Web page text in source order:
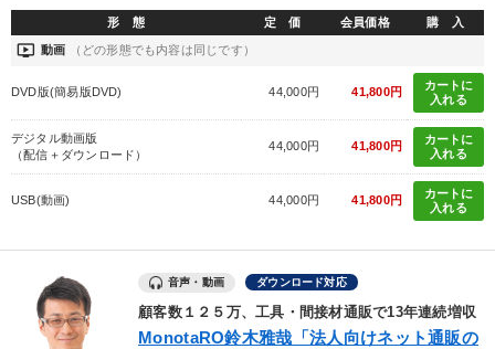
形 態 定 価 会員価格 購 入
ondemand_video 動画 （どの形態でも内容は同じです）
DVD版(簡易版DVD) 44,000円 41,800円
カートに
入れる
デジタル動画版
（配信＋ダウンロード）
44,000円 41,800円
カートに
入れる
USB(動画) 44,000円 41,800円
カートに
入れる
音声・動画 ダウンロード対応
顧客数１２５万、工具・間接材通販で13年連続増収
MonotaRO鈴木雅哉「法人向けネット通販の